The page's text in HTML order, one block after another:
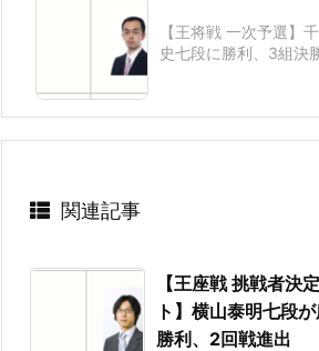
【王将戦 一次予選】
史七段に勝利、3組決
関連記事
【王座戦 挑戦者決
ト】横山泰明七段
勝利、2回戦進出